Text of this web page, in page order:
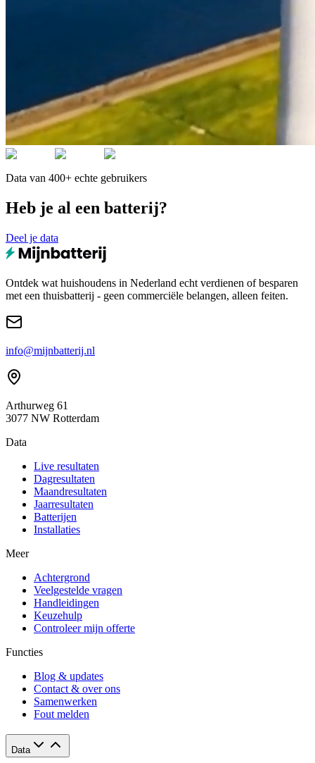
Data van 400+ echte gebruikers
Heb je al een batterij?
Deel je data
Ontdek wat huishoudens in Nederland echt verdienen of besparen
met een thuisbatterij - geen commerciële belangen, alleen feiten.
info@mijnbatterij.nl
Arthurweg 61
3077 NW Rotterdam
Data
Live resultaten
Dagresultaten
Maandresultaten
Jaarresultaten
Batterijen
Installaties
Meer
Achtergrond
Veelgestelde vragen
Handleidingen
Keuzehulp
Controleer mijn offerte
Functies
Blog & updates
Contact & over ons
Samenwerken
Fout melden
Data